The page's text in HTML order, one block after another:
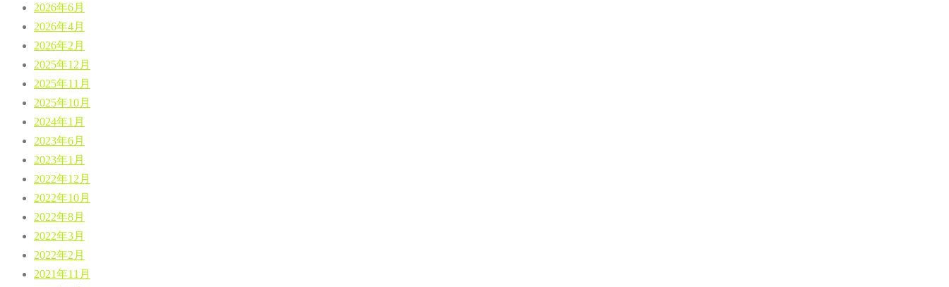
2026年6月
2026年4月
2026年2月
2025年12月
2025年11月
2025年10月
2024年1月
2023年6月
2023年1月
2022年12月
2022年10月
2022年8月
2022年3月
2022年2月
2021年11月